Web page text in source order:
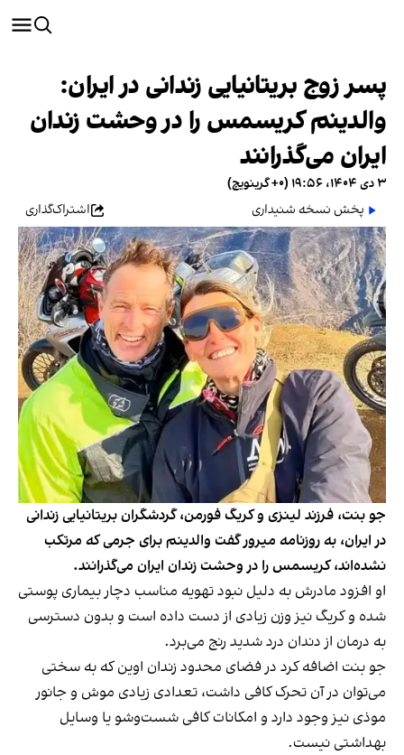
پسر زوج بریتانیایی زندانی در ایران:
والدینم کریسمس را در وحشت زندان
ایران می‌گذرانند
۳ دی ۱۴۰۴، ۱۹:۵۶ (‎+۰ گرینویچ)
پخش نسخه شنیداری
اشتراک‌گذاری
جو بنت، فرزند لینزی و کریگ فورمن، گردشگران بریتانیایی زندانی
در ایران، به روزنامه میرور گفت والدینم برای جرمی که مرتکب
نشده‌اند، کریسمس را در وحشت زندان ایران می‌گذرانند.
او افزود مادرش به دلیل نبود تهویه مناسب دچار بیماری پوستی
شده و کریگ نیز وزن زیادی از دست داده است و بدون دسترسی
به درمان از دندان درد شدید رنج می‌برد.
جو بنت اضافه کرد در فضای محدود زندان اوین که به سختی
می‌توان در آن تحرک کافی داشت، تعدادی زیادی موش و جانور
موذی نیز وجود دارد و امکانات کافی شست‌وشو یا وسایل
بهداشتی نیست.